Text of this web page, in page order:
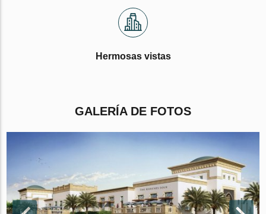
Hermosas vistas
GALERÍA DE FOTOS